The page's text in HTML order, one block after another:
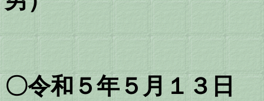
〇令和５年５月１３日